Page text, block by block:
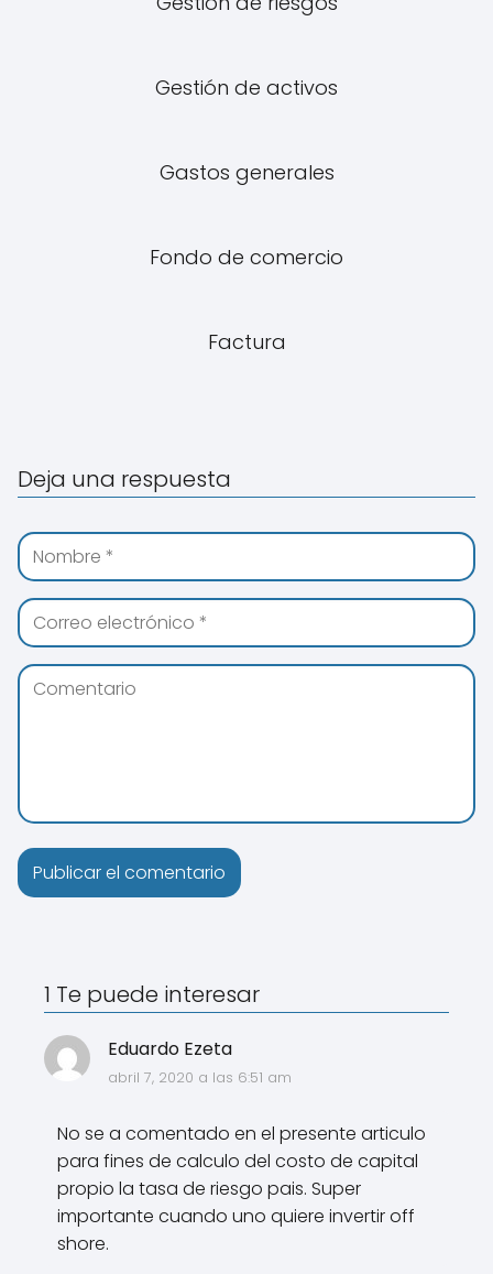
Gestión de activos
Gastos generales
Fondo de comercio
Factura
1 Te puede interesar
Eduardo Ezeta
abril 7, 2020 a las 6:51 am
No se a comentado en el presente articulo
para fines de calculo del costo de capital
propio la tasa de riesgo pais. Super
importante cuando uno quiere invertir off
shore.
Deja una respuesta